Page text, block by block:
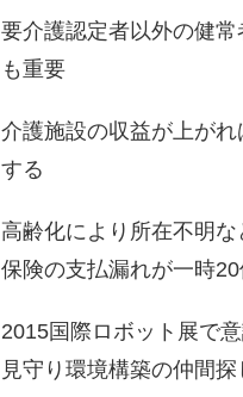
要介護認定者以外の健常
も重要
介護施設の収益が上が
する
高齢化により所在不明
保険の支払漏れが一時
2015国際ロボット展で
見守り環境構築の仲間探